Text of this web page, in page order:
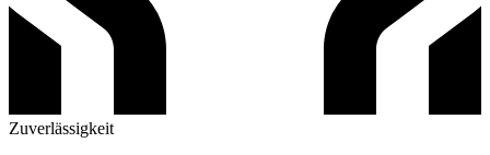
Zuverlässigkeit